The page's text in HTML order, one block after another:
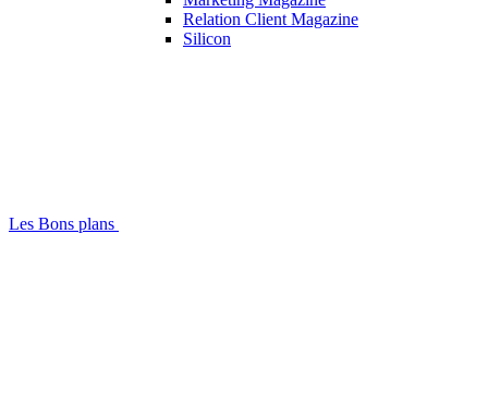
Relation Client Magazine
Silicon
Les Bons plans